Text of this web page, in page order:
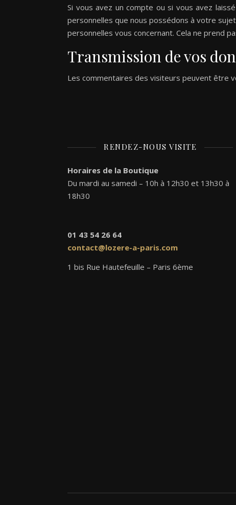
Si vous avez un compte ou si vous avez
personnelles que nous possédons à votre
personnelles vous concernant. Cela ne prend
Transmission de vos
Les commentaires des visiteurs peuvent être
RENDEZ-NOUS VISITE
Horaires de la Boutique
Du mardi au samedi – 10h à 12h30 et 13h30 à
18h30
01 43 54 26 64
contact@lozere-a-paris.com
1 bis Rue Hautefeuille – Paris 6ème